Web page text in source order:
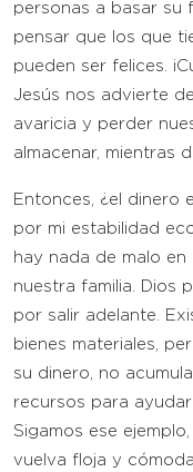
personas a basar su
pensar que los que
pueden ser felices.
Jesús nos advierte
avaricia y perder
almacenar, mientras
Entonces, ¿el dinero
por mi estabilidad
hay nada de malo
nuestra familia. Dios
por salir adelante.
bienes materiales,
su dinero, no
recursos para
Sigamos ese
vuelva floja y